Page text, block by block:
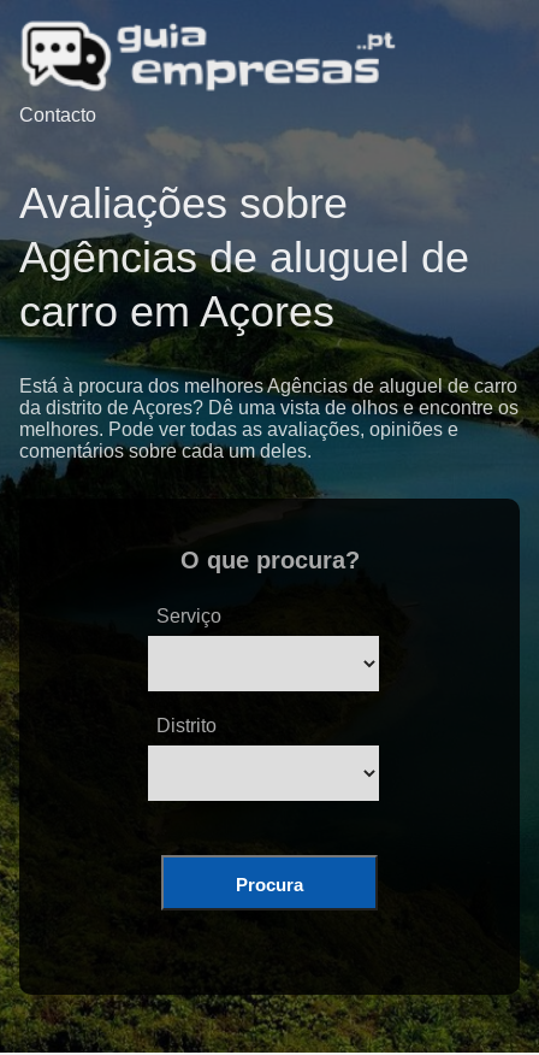
Contacto
Avaliações sobre
Agências de aluguel de
carro em Açores
Está à procura dos melhores Agências de aluguel de carro
da distrito de Açores? Dê uma vista de olhos e encontre os
melhores. Pode ver todas as avaliações, opiniões e
comentários sobre cada um deles.
O que procura?
Serviço
Distrito
Procura